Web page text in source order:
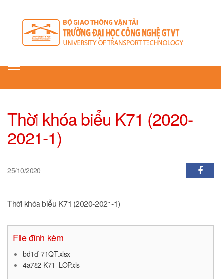
Toggle
Thời khóa biểu K71 (2020-
2021-1)
25/10/2020
Thời khóa biểu K71 (2020-2021-1)
File đính kèm
bd1cf-71QT.xlsx
4a782-K71_LOP.xls